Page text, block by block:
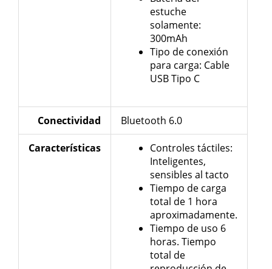
estuche
solamente:
300mAh
Tipo de conexión
para carga: Cable
USB Tipo C
Conectividad Bluetooth 6.0
Características
Controles táctiles:
Inteligentes,
sensibles al tacto
Tiempo de carga
total de 1 hora
aproximadamente.
Tiempo de uso 6
horas. Tiempo
total de